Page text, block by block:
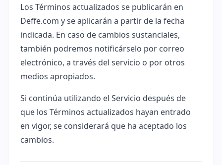
Los Términos actualizados se publicarán en
Deffe.com y se aplicarán a partir de la fecha
indicada. En caso de cambios sustanciales,
también podremos notificárselo por correo
electrónico, a través del servicio o por otros
medios apropiados.
Si continúa utilizando el Servicio después de
que los Términos actualizados hayan entrado
en vigor, se considerará que ha aceptado los
cambios.